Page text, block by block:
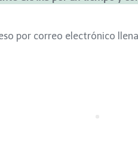
por correo electrónico